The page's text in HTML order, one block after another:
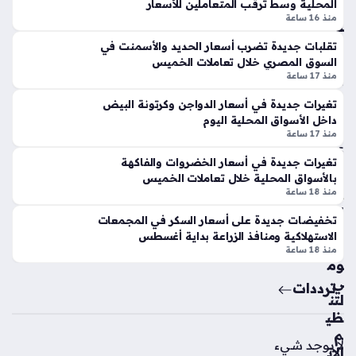
عا
ون
الع
س
كر
ي
بي
ن
باك
ست
ان
ود
ول
الخ
لي
ج
الع
رب
ي
الم
ص
ري
ة
منذ
8
سا
عا
ت
الج
هاز
الق
وم
ي
لتن
ظي
م
الات
استقراراً نسبياً في سعر المعدن النفيس مقابل العملة الوطنية،
المحلية وسط ترقب المتعاملين للأسعار
منذ 16 ساعة
تقلبات جديدة تضرب أسعار الحديد والأسمنت في
السوق المصري خلال تعاملات الخميس
منذ 17 ساعة
تغيرات جديدة في أسعار الدواجن وكرتونة البيض
داخل الأسواق المحلية اليوم
منذ 17 ساعة
تغيرات جديدة في أسعار الخضروات والفاكهة
بالأسواق المحلية خلال تعاملات الخميس
منذ 18 ساعة
تخفيضات جديدة على أسعار السكر في المجمعات
الاستهلاكية ومنافذ الزراعة بداية أغسطس
منذ 18 ساعة
ترددات
لا يوجد شيء